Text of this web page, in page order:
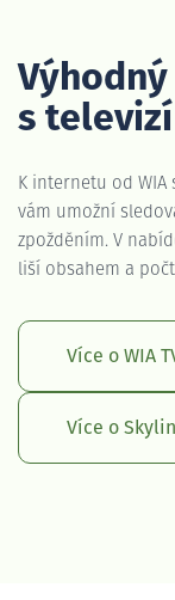
s televizí
K internetu od
vám umožní
zpožděním. V
liší obsahem a
Více o WIA
Více o